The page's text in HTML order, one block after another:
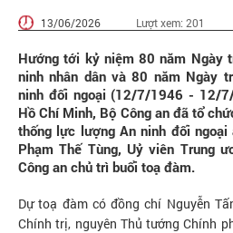
13/06/2026 Lượt xem: 201
Hướng tới kỷ niệm 80 năm Ngày
ninh nhân dân và 80 năm Ngày
ninh đối ngoại (12/7/1946 - 12/
Hồ Chí Minh, Bộ Công an đã tổ
thống lực lượng An ninh đối ngoại
Phạm Thế Tùng, Uỷ viên Trung
Công an chủ trì buổi toạ đàm.
Dự toạ đàm có đồng chí Nguyễn
Chính trị, nguyên Thủ tướng Chính